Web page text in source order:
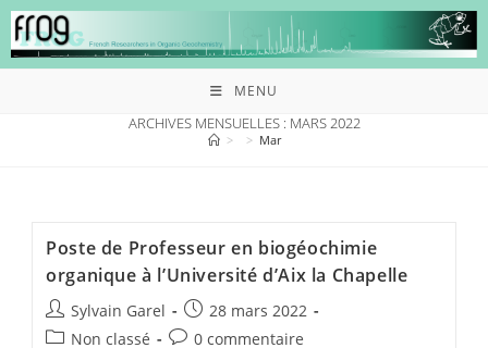
MENU
ARCHIVES MENSUELLES : MARS 2022
> > Mar
Poste de Professeur en biogéochimie
organique à l’Université d’Aix la Chapelle
Sylvain Garel
28 mars 2022
Non classé
0 commentaire